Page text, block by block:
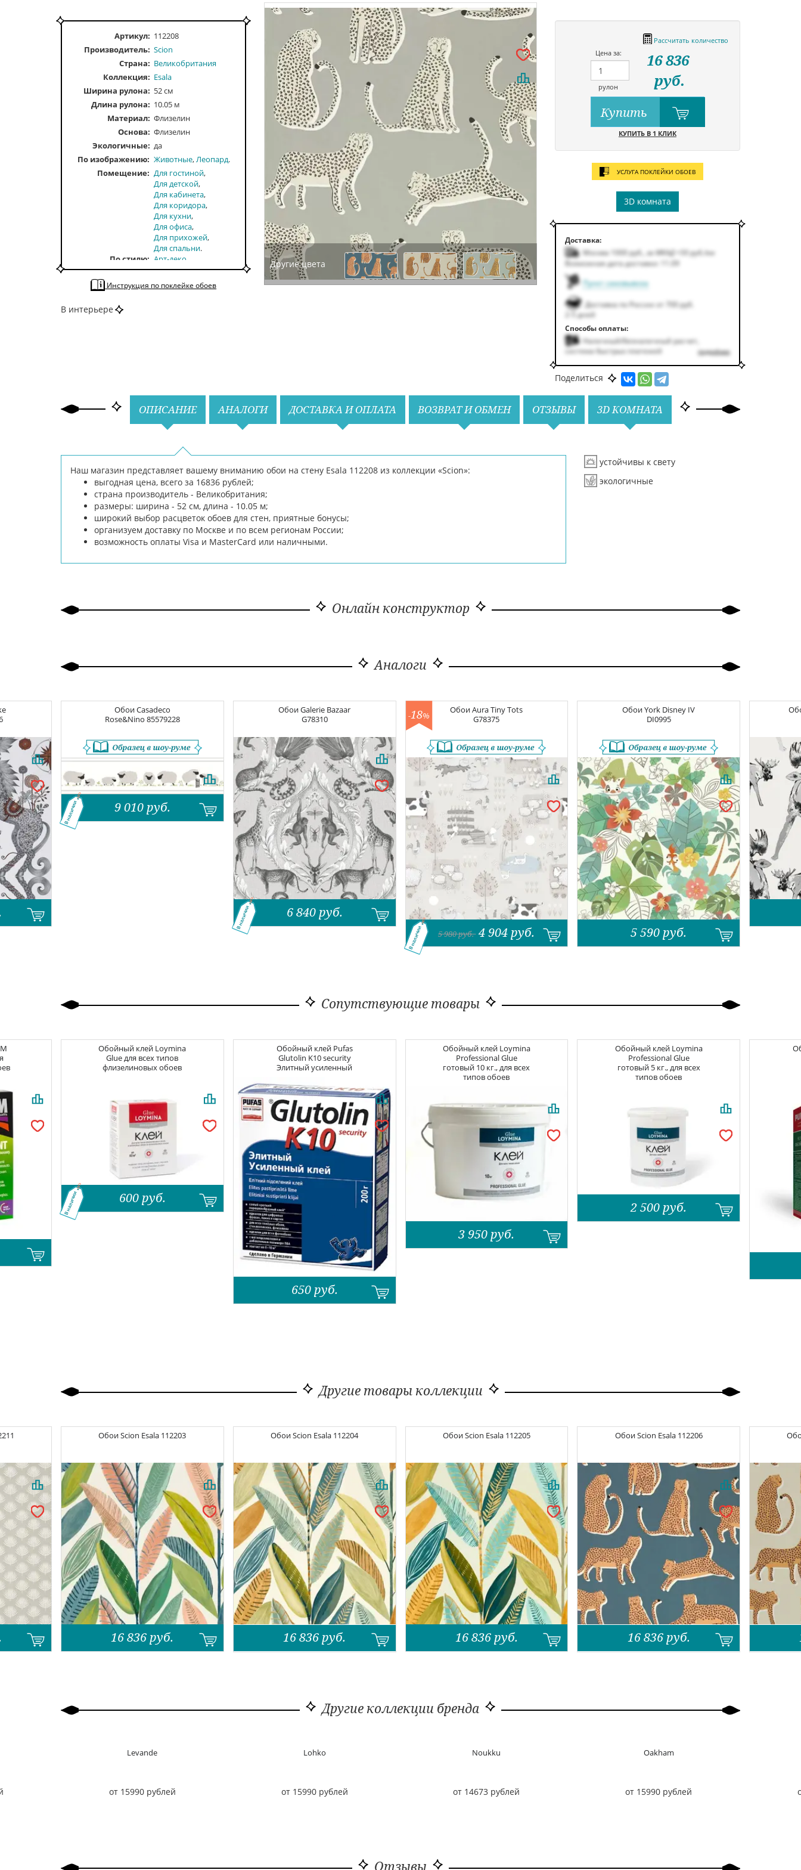
Другие цвета
Назад
Рассчитать количество
Цена за:
рулон
16 836
руб.
Купить
КУПИТЬ В 1 КЛИК
УСЛУГА ПОКЛЕЙКИ ОБОЕВ
3D комната
Доставка:
Москва 1000руб. за МКАД +50руб. /км
Возможная дата доставки: 11.09
Пункт самовывоза
Доставка по России от 700 руб.
2-5 дней
Способы оплаты:
Наличный/безналичный расчет,
система быстрых платежей
подробнее
Поделиться
Артикул: 112208
Производитель: Scion
Страна: Великобритания
Коллекция: Esala
Ширина рулона: 52 см
Длина рулона: 10.05 м
Материал: Флизелин
Основа: Флизелин
Экологичные: да
По изображению
Животные Леопард
Помещение
Для гостиной
Для детской
Для кабинета
Для коридора
Для кухни
Для офиса
Для прихожей
Для спальни
По стилю
Арт-деко
Современные
Выделить стену
Гладкие
По цвету
Инструкция по поклейке обоев
В интерьере
ОПИСАНИЕ АНАЛОГИ ДОСТАВКА И ОПЛАТА ВОЗВРАТ И ОБМЕН ОТЗЫВЫ 3D КОМНАТА
Наш магазин представляет вашему вниманию обои на стену Esala 112208 из коллекции «Scion»:
выгодная цена, всего за 16836 рублей;
страна производитель - Великобритания;
размеры: ширина - 52 см, длина - 10.05 м;
широкий выбор расцветок обоев для стен, приятные бонусы;
организуем доставку по Москве и по всем регионам России;
возможность оплаты Visa и MasterCard или наличными.
устойчивы к свету
экологичные
Онлайн конструктор
Аналоги
ОбоиCasadeco
Rose&Nino 85579228
9 010 руб.
В наличии
ОбоиGalerie Bazaar
G78310
6 840 руб.
В наличии
ОбоиAura Tiny Tots
G78375
-18%
5 980руб. 4 904 руб.
В наличии
ОбоиYork Disney IV
DI0995
5 590 руб.
Сопутствующие товары
Обойный клей Loymina
Glue для всех типов
флизелиновых обоев
600 руб.
В наличии
Обойный клей Pufas
Glutolin K10 security
Элитный усиленный
650 руб.
Обойный клей Loymina
Professional Glue
готовый 10 кг., для всех
типов обоев
3 950 руб.
Обойный клей Loymina
Professional Glue
готовый 5 кг., для всех
типов обоев
2 500 руб.
Другие товары коллекции
ОбоиScion Esala 112203
16 836руб.
ОбоиScion Esala 112204
16 836руб.
ОбоиScion Esala 112205
16 836руб.
ОбоиScion Esala 112206
16 836руб.
Другие коллекции бренда
Levande
от 15990 рублей
Lohko
от 15990 рублей
Noukku
от 14673 рублей
Oakham
от 15990 рублей